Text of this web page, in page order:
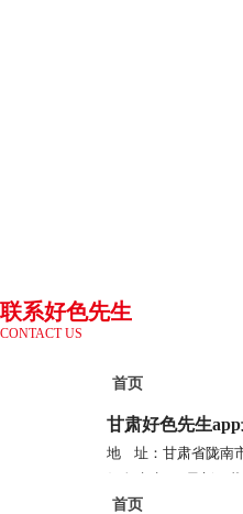
首页
甘肃好色先生
地 址：甘肃省陇
电 话：0939-
首页
联系好色先生
app最新下载
CONTACT US